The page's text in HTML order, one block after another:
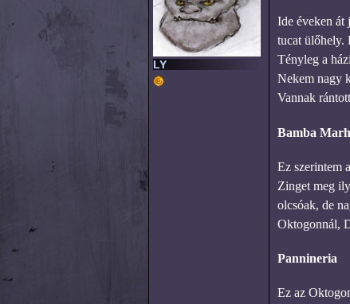
LY
Ide éveken át
tucat ülőhely.
Tényleg a
Nekem nagy
Vannak
Bamba
Ez szerintem
Zinget meg
olcsóak, de
Oktogonnál,
Pannineria
Ez az